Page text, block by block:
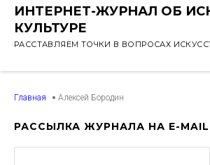
ИНТЕРНЕТ-ЖУРНАЛ ОБ
КУЛЬТУРЕ
РАССТАВЛЯЕМ ТОЧКИ В ВОПРОСАХ
Главная Алексей Бородин
РАССЫЛКА ЖУРНАЛА НА E-MAIL